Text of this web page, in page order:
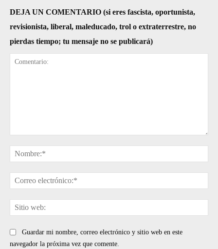
DEJA UN COMENTARIO (si eres fascista, oportunista,
revisionista, liberal, maleducado, trol o extraterrestre, no
pierdas tiempo; tu mensaje no se publicará)
Guardar mi nombre, correo electrónico y sitio web en este
navegador la próxima vez que comente.